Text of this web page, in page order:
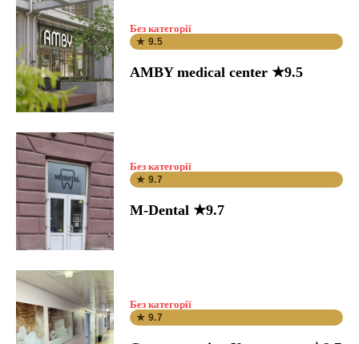
Без категорії
★ 9.5
AMBY medical center ★9.5
Без категорії
★ 9.7
M-Dental ★9.7
Без категорії
★ 9.7